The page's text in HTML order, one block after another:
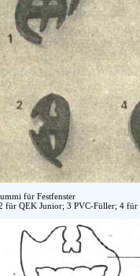
für Festfenster
für QEK Junior; 3 PVC-Füller; 4 für